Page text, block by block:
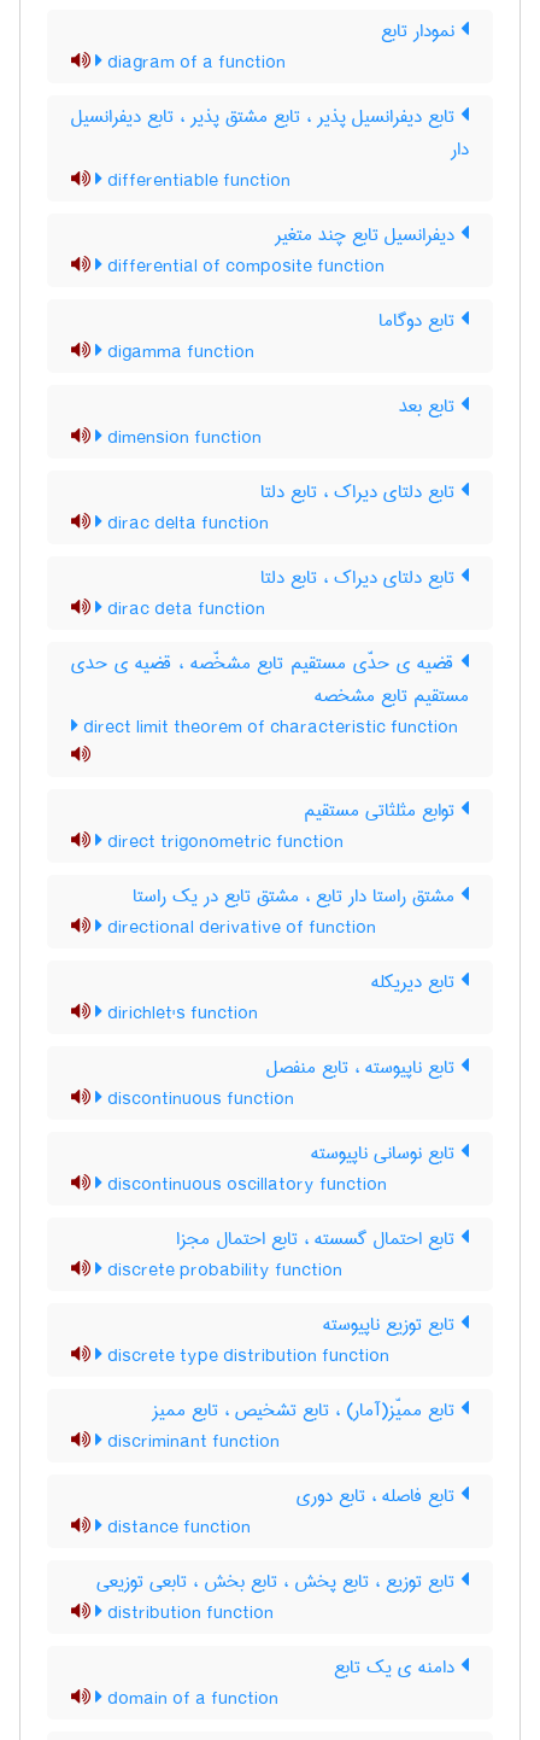
نمودار تابع
diagram of a function
تابع دیفرانسیل پذیر ، تابع مشتق پذیر ، تابع دیفرانسیل
دار
differentiable function
دیفرانسیل تابع چند متغیر
differential of composite function
تابع دوگاما
digamma function
تابع بعد
dimension function
تابع دلتای دیراک ، تابع دلتا
dirac delta function
تابع دلتای دیراک ، تابع دلتا
dirac deta function
قضیه ی حدّی مستقیم تابع مشخّصه ، قضیه ی حدی
مستقیم تابع مشخصه
direct limit theorem of characteristic function
توابع مثلثاتی مستقیم
direct trigonometric function
مشتق راستا دار تابع ، مشتق تابع در یک راستا
directional derivative of function
تابع دیریکله
dirichlet's function
تابع ناپیوسته ، تابع منفصل
discontinuous function
تابع نوسانی ناپیوسته
discontinuous oscillatory function
تابع احتمال گسسته ، تابع احتمال مجزا
discrete probability function
تابع توزیع ناپیوسته
discrete type distribution function
تابع ممیّز(آمار) ، تابع تشخیص ، تابع ممیز
discriminant function
تابع فاصله ، تابع دوری
distance function
تابع توزیع ، تابع پخش ، تابع بخش ، تابعی توزیعی
distribution function
دامنه ی یک تابع
domain of a function